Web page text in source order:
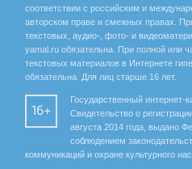
соответствии с российским и
авторском праве и смежных правах.
текстовых, аудио-, фото- и
yamal.ru обязательна. При полной или
текстовых материалов в Интернете
обязательна. Для лиц старше 16 лет.
16+
Государственный интернет-
Свидетельство о
августа 2014 года, выдано
соблюдением
коммуникаций и охране культурного